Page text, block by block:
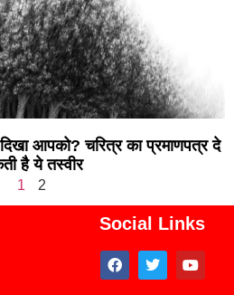
आपको? चरित्र का प्रमाणपत्र दे
है ये तस्वीर
1 2
Social Links